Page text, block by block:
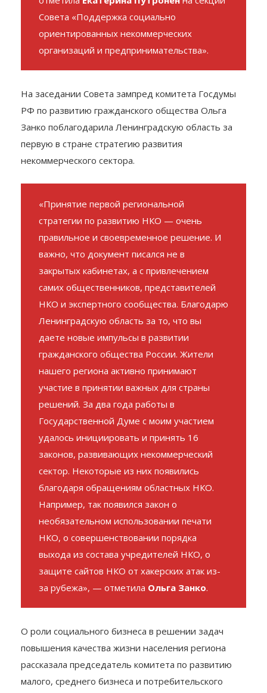
некоммерческих организаций», —
Екатерина Путронен
Cовета «Поддержка социально
ориентированных некоммерческих
На заседании Совета зампред комитета Госдумы
РФ по развитию гражданского общества Ольга
Занко поблагодарила Ленинградскую область за
первую в стране стратегию развития
некоммерческого сектора.
«Принятие первой региональной
стратегии по развитию НКО — очень
правильное и своевременное решение. И
важно, что документ писался не в
закрытых кабинетах, а с привлечением
самих общественников, представителей
НКО и экспертного сообщества. Благодарю
Ленинградскую область за то, что вы
даете новые импульсы в развитии
гражданского общества России. Жители
нашего региона активно принимают
участие в принятии важных для страны
решений. За два года работы в
Государственной Думе с моим участием
удалось инициировать и принять 16
законов, развивающих некоммерческий
сектор. Некоторые из них появились
благодаря обращениям областных НКО.
необязательном использовании печати
НКО, о совершенствовании порядка
выхода из состава учредителей НКО, о
защите сайтов НКО от хакерских атак из-
О роли социального бизнеса в решении задач
повышения качества жизни населения региона
рассказала председатель комитета по развитию